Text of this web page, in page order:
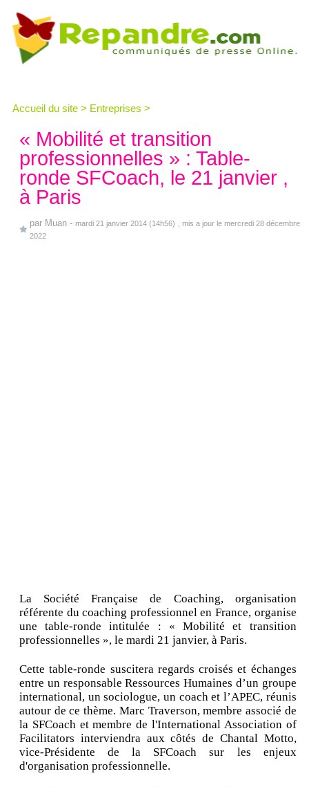
Accueil du site > Entreprises >
« Mobilité et transition
professionnelles » : Table-
ronde SFCoach, le 21 janvier ,
à Paris
par Muan - mardi 21 janvier 2014 (14h56)
, mis a jour le mercredi 28 décembre
2022
La Société Française de Coaching, organisation
référente du coaching professionnel en France, organise
une table-ronde intitulée : « Mobilité et transition
professionnelles », le mardi 21 janvier, à Paris.
Cette table-ronde suscitera regards croisés et échanges
entre un responsable Ressources Humaines d’un groupe
international, un sociologue, un coach et l’APEC, réunis
autour de ce thème. Marc Traverson, membre associé de
la SFCoach et membre de l'International Association of
Facilitators interviendra aux côtés de Chantal Motto,
vice-Présidente de la SFCoach sur les enjeux
d'organisation professionnelle.